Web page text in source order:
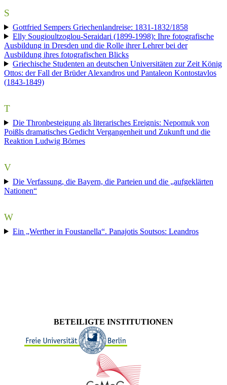
S
Gottfried Sempers Griechenlandreise: 1831-1832/1858
Elly Sougioultzoglou-Seraidari (1899-1998): Ihre fotografische
Ausbildung in Dresden und die Rolle ihrer Lehrer bei der
Ausbildung ihres fotografischen Blicks
Griechische Studenten an deutschen Universitäten zur Zeit König
Ottos: der Fall der Brüder Alexandros und Pantaleon Kontostavlos
(1843-1849)
T
Die Thronbesteigung als literarisches Ereignis: Nepomuk von
Poißls dramatisches Gedicht Vergangenheit und Zukunft und die
Reaktion Ludwig Börnes
V
Die Verfassung, die Bayern, die Parteien und die „aufgeklärten
Nationen“
W
Ein „Werther in Foustanella“. Panajotis Soutsos: Leandros
BETEILIGTE INSTITUTIONEN